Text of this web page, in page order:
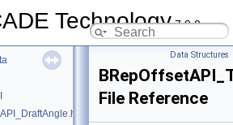
Technology7.9.0
Data Structures
File Reference